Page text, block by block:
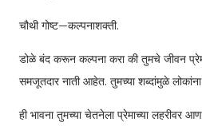
चौथी गोष्ट—कल्पनाशक्ती.
डोळे बंद करून कल्पना करा की तुमचे जीवन
समजूतदार नाती आहेत. तुमच्या शब्दांमुळे
ही भावना तुमच्या चेतनेला प्रेमाच्या लहरीवर